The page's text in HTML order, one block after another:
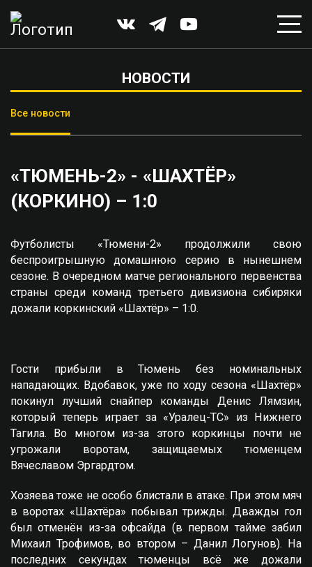
НОВОСТИ
Все новости
«ТЮМЕНЬ-2» - «ШАХТЁР»
(КОРКИНО) – 1:0
Футболисты «Тюмени-2» продолжили свою
беспроигрышную домашнюю серию в нынешнем
сезоне. В очередном матче регионального первенства
страны среди команд третьего дивизиона сибиряки
дожали коркинский «Шахтёр» – 1:0.
Гости прибыли в Тюмень без номинальных
нападающих. Вдобавок, уже по ходу сезона «Шахтёр»
покинул лучший снайпер команды Денис Лямзин,
который теперь играет за «Уралец-ТС» из Нижнего
Тагила. Во многом из-за этого коркинцы почти не
угрожали воротам, защищаемых тюменцем
Вячеславом Эргардтом.
Хозяева тоже не особо блистали в атаке. При этом мяч
в воротах «Шахтёра» побывал трижды. Дважды гол
был отменён из-за офсайда (в первом тайме забил
Михаил Трофимов, во втором – Данил Логунов). На
последних секундах тюменцы всё же дожали